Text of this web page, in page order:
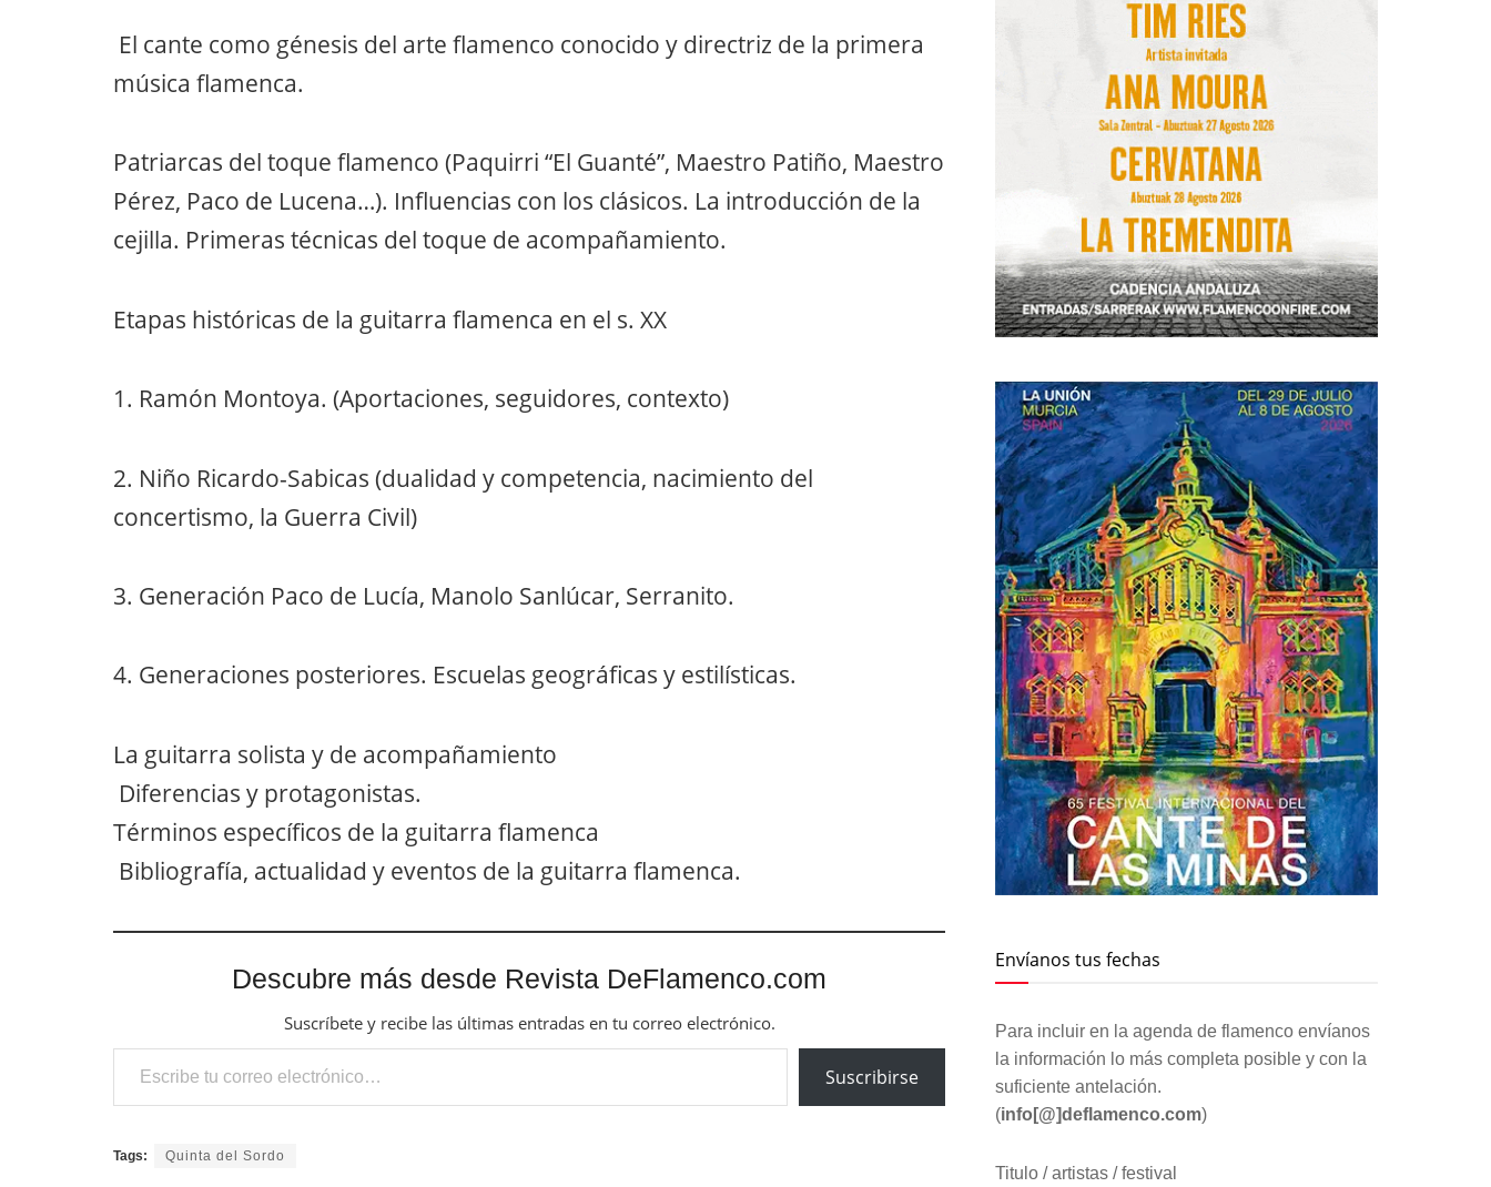
El cante como génesis del arte flamenco conocido y directriz de la primera
música flamenca.
Patriarcas del toque flamenco (Paquirri “El Guanté”, Maestro Patiño, Maestro
Pérez, Paco de Lucena…). Influencias con los clásicos. La introducción de la
cejilla. Primeras técnicas del toque de acompañamiento.
Etapas históricas de la guitarra flamenca en el s. XX
1. Ramón Montoya. (Aportaciones, seguidores, contexto)
2. Niño Ricardo-Sabicas (dualidad y competencia, nacimiento del
concertismo, la Guerra Civil)
3. Generación Paco de Lucía, Manolo Sanlúcar, Serranito.
4. Generaciones posteriores. Escuelas geográficas y estilísticas.
La guitarra solista y de acompañamiento
Diferencias y protagonistas.
Términos específicos de la guitarra flamenca
Bibliografía, actualidad y eventos de la guitarra flamenca.
Descubre más desde Revista DeFlamenco.com
Suscríbete y recibe las últimas entradas en tu correo electrónico.
Escribe tu correo electrónico…
Suscribirse
Tags: Quinta del Sordo
Envíanos tus fechas
Para incluir en la agenda de flamenco envíanos
la información lo más completa posible y con la
suficiente antelación.
(info[@]deflamenco.com)
Titulo / artistas / festival